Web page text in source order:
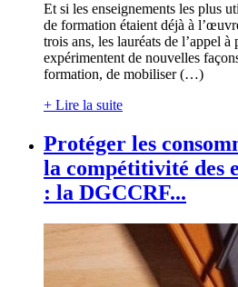
Et si les enseignements les plus
de formation étaient déjà à
trois ans, les lauréats de l’appel
expérimentent de nouvelles
formation, de mobiliser (…)
+ Lire la suite
Protéger les
la compétitivité des
: la DGCCRF...